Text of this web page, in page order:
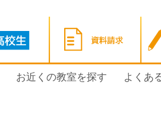
お近くの教室を探す よくあ